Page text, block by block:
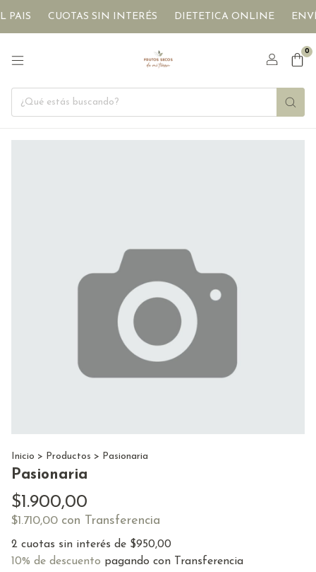
CUOTAS SIN INTERÉS DIETETICA ONLINE
0
Inicio > Productos > Pasionaria
Pasionaria
$1.900,00
$1.710,00 con Transferencia
2 cuotas sin interés de $950,00
10% de descuento pagando con Transferencia